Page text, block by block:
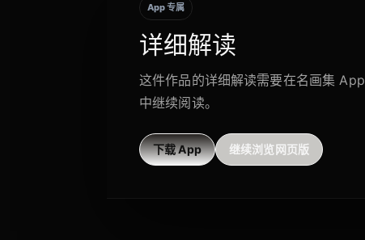
App 专属
详细解读
这件作品的详细解读需要在名画集 App
中继续阅读。
下载 App 继续浏览网页版